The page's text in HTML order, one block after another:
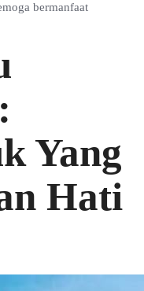
bermanfaat
Yang
Hati